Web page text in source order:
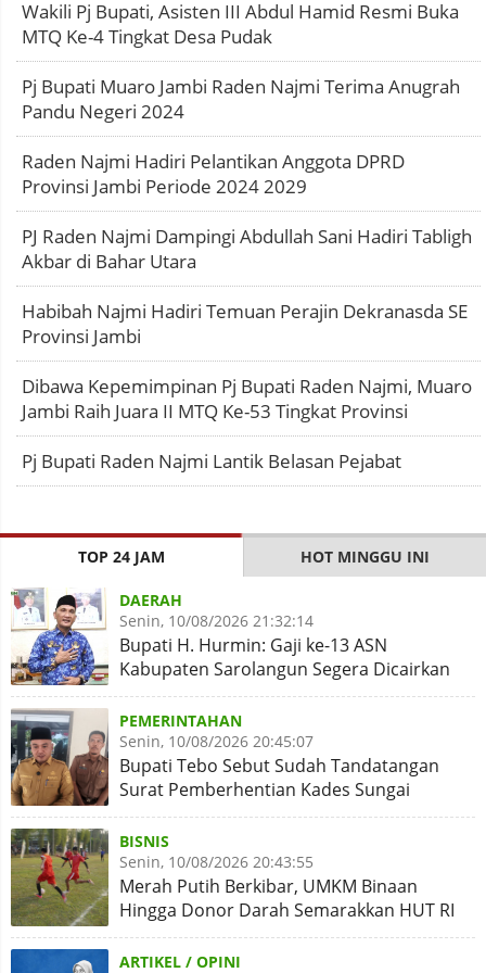
Wakili Pj Bupati, Asisten III Abdul Hamid Resmi Buka
MTQ Ke-4 Tingkat Desa Pudak
Pj Bupati Muaro Jambi Raden Najmi Terima Anugrah
Pandu Negeri 2024
Raden Najmi Hadiri Pelantikan Anggota DPRD
Provinsi Jambi Periode 2024 2029
PJ Raden Najmi Dampingi Abdullah Sani Hadiri Tabligh
Akbar di Bahar Utara
Habibah Najmi Hadiri Temuan Perajin Dekranasda SE
Provinsi Jambi
Dibawa Kepemimpinan Pj Bupati Raden Najmi, Muaro
Jambi Raih Juara II MTQ Ke-53 Tingkat Provinsi
Pj Bupati Raden Najmi Lantik Belasan Pejabat
TOP 24 JAM HOT MINGGU INI
DAERAH
Senin, 10/08/2026 21:32:14
Bupati H. Hurmin: Gaji ke-13 ASN
Kabupaten Sarolangun Segera Dicairkan
PEMERINTAHAN
Senin, 10/08/2026 20:45:07
Bupati Tebo Sebut Sudah Tandatangan
Surat Pemberhentian Kades Sungai
Rambai
BISNIS
Senin, 10/08/2026 20:43:55
Merah Putih Berkibar, UMKM Binaan
Hingga Donor Darah Semarakkan HUT RI
ke-81 di PTPN IV Regional IV
ARTIKEL / OPINI